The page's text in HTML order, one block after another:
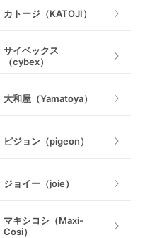
室内遊具
カトージ（KATOJI）
サイベックス
（cybex）
大和屋（Yamatoya）
ピジョン（pigeon）
ジョイー（joie）
マキシコシ（Maxi-
Cosi）